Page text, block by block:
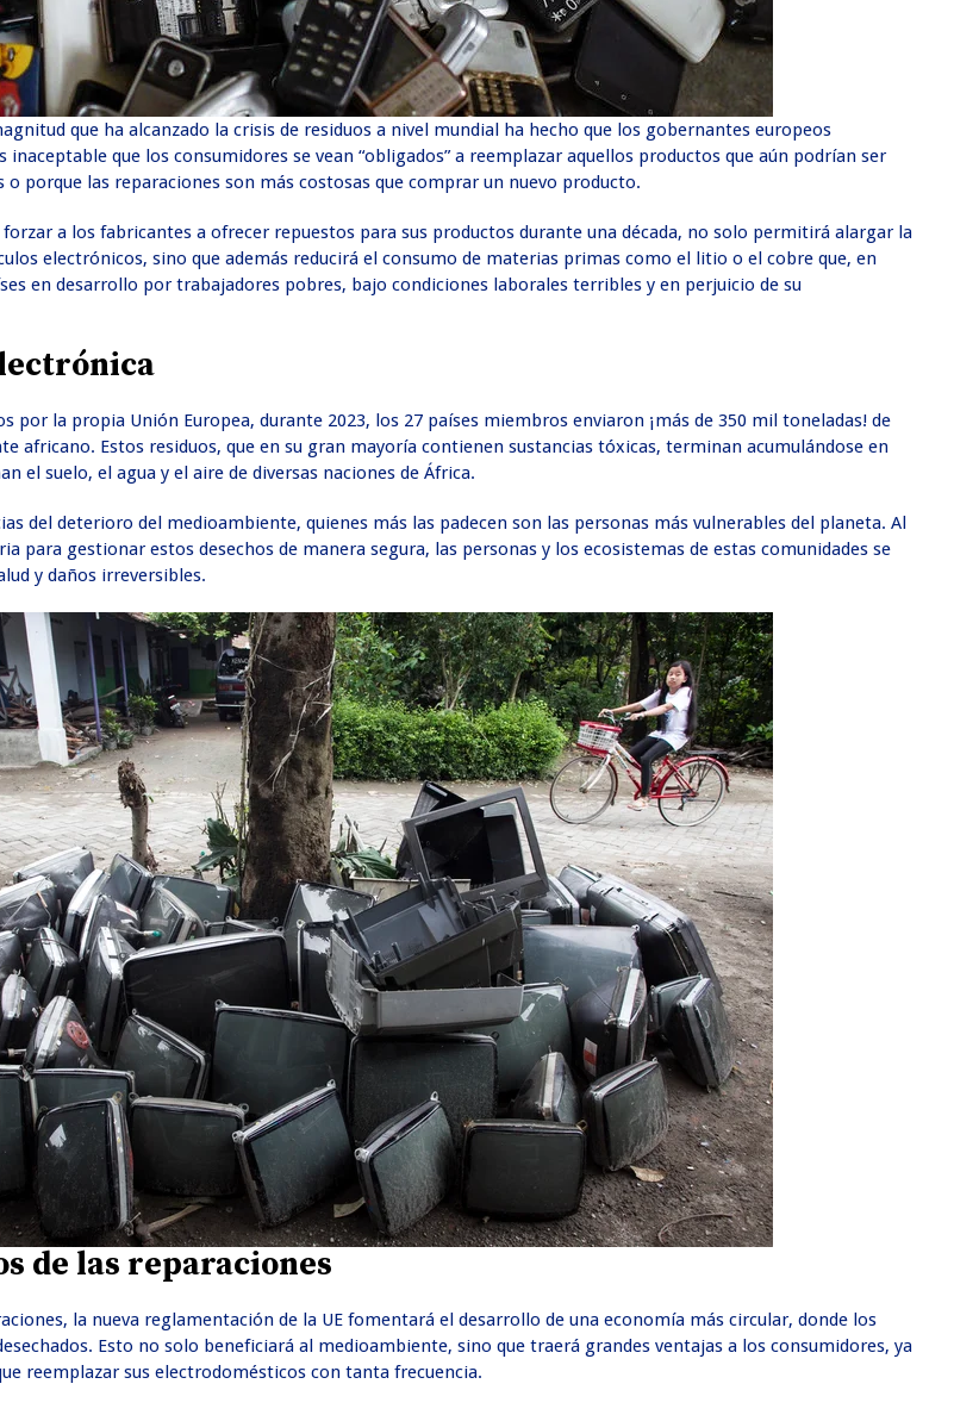
que ha alcanzado la crisis de residuos a nivel mundial ha hecho que los gobernantes europeos
inaceptable que los consumidores se vean “obligados” a reemplazar aquellos productos que aún podrían ser
porque las reparaciones son más costosas que comprar un nuevo producto.
forzar a los fabricantes a ofrecer repuestos para sus productos durante una década, no solo permitirá alargar la
electrónicos, sino que además reducirá el consumo de materias primas como el litio o el cobre que, en
en desarrollo por trabajadores pobres, bajo condiciones laborales terribles y en perjuicio de su
por la propia Unión Europea, durante 2023, los 27 países miembros enviaron ¡más de 350 mil toneladas! de
africano. Estos residuos, que en su gran mayoría contienen sustancias tóxicas, terminan acumulándose en
el suelo, el agua y el aire de diversas naciones de África.
del deterioro del medioambiente, quienes más las padecen son las personas más vulnerables del planeta. Al
para gestionar estos desechos de manera segura, las personas y los ecosistemas de estas comunidades se
y daños irreversibles.
de las reparaciones
la nueva reglamentación de la UE fomentará el desarrollo de una economía más circular, donde los
Esto no solo beneficiará al medioambiente, sino que traerá grandes ventajas a los consumidores, ya
reemplazar sus electrodomésticos con tanta frecuencia.